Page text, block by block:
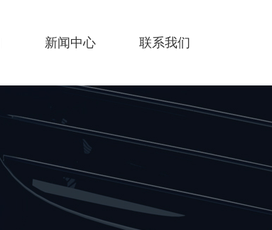
新闻中心 联系我们